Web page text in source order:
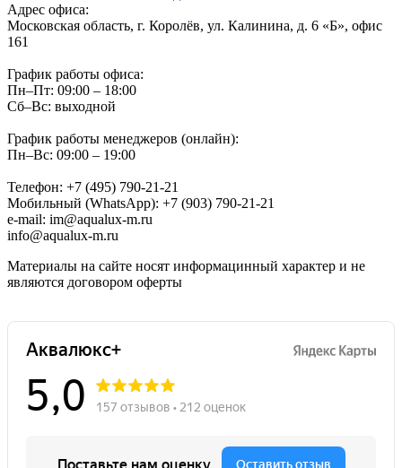
Адрес офиса:
Московская область, г. Королёв, ул. Калинина, д. 6 «Б», офис
161
График работы офиса:
Пн–Пт: 09:00 – 18:00
Сб–Вс: выходной
График работы менеджеров (онлайн):
Пн–Вс: 09:00 – 19:00
Телефон: +7 (495) 790-21-21
Мобильный (WhatsApp): +7 (903) 790-21-21
e-mail: im@aqualux-m.ru
info@aqualux-m.ru
Материалы на сайте носят информацинный характер и не
являются договором оферты